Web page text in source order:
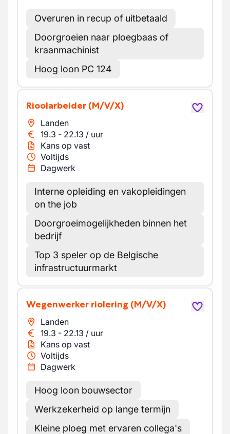
Overuren in recup of uitbetaald
Doorgroeien naar ploegbaas of
kraanmachinist
Hoog loon PC 124
Rioolarbeider (M/V/X)
Landen
19.3 - 22.13 / uur
Kans op vast
Voltijds
Dagwerk
Interne opleiding en vakopleidingen
on the job
Doorgroeimogelijkheden binnen het
bedrijf
Top 3 speler op de Belgische
infrastructuurmarkt
Wegenwerker riolering (M/V/X)
Landen
19.3 - 22.13 / uur
Kans op vast
Voltijds
Dagwerk
Hoog loon bouwsector
Werkzekerheid op lange termijn
Kleine ploeg met ervaren collega's